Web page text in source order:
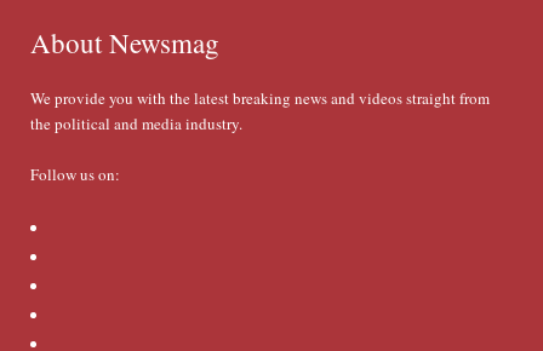
About Newsmag
We provide you with the latest breaking news and videos straight from
the political and media industry.
Follow us on: